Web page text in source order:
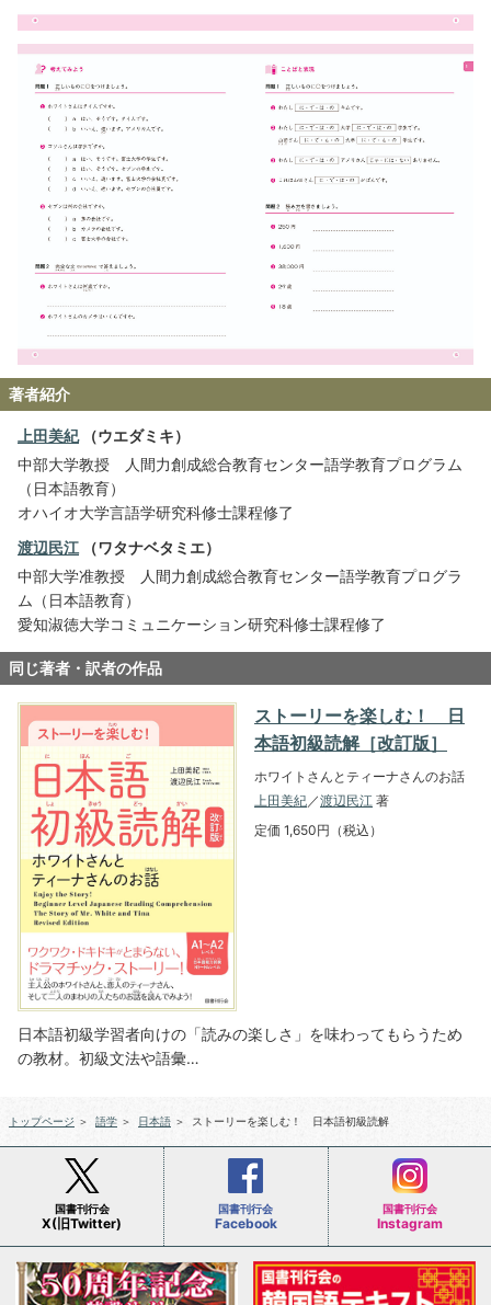
著者紹介
上田美紀（ウエダミキ）
中部大学教授 人間力創成総合教育センター語学教育プログラム
（日本語教育）
オハイオ大学言語学研究科修士課程修了
渡辺民江 （ワタナベタミエ）
中部大学准教授 人間力創成総合教育センター語学教育プログラ
ム（日本語教育）
愛知淑徳大学コミュニケーション研究科修士課程修了
同じ著者・訳者の作品
ストーリーを楽しむ！ 日
本語初級読解［改訂版］
ホワイトさんとティーナさんのお話
上田美紀／渡辺民江 著
定価 1,650円（税込）
日本語初級学習者向けの「読みの楽しさ」を味わってもらうため
の教材。初級文法や語彙…
トップページ ＞ 語学 ＞ 日本語 ＞ ストーリーを楽しむ！ 日本語初級読解
国書刊行会
X(旧Twitter)
国書刊行会
Facebook
国書刊行会
Instagram